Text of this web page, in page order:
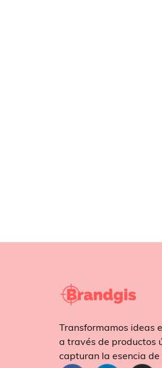
Transformamos ideas
a través de productos
capturan la esencia de